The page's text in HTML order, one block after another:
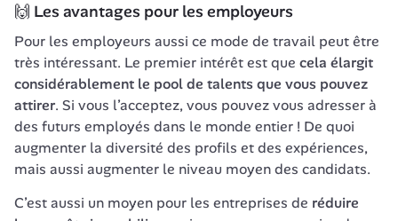
🙌 Les avantages pour les employeurs
Pour les employeurs aussi ce mode de travail peut être
très intéressant. Le premier intérêt est que cela élargit
considérablement le pool de talents que vous pouvez
attirer. Si vous l’acceptez, vous pouvez vous adresser à
des futurs employés dans le monde entier ! De quoi
augmenter la diversité des profils et des expériences,
mais aussi augmenter le niveau moyen des candidats.
C’est aussi un moyen pour les entreprises de réduire